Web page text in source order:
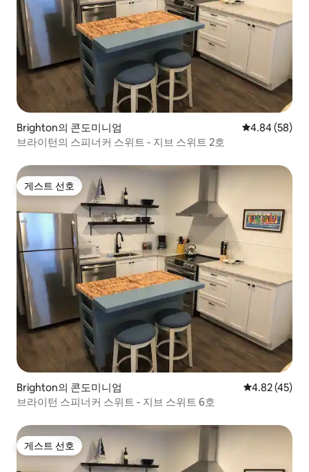
Brighton의 콘도미니엄 평점 4.84점(5
4.84 (58)
브라이턴의 스피너커 스위트 - 지브 스위트 2호
게스트 선호
게스트 선호
Brighton의 콘도미니엄 평점 4.82점
4.82 (45)
브라이턴 스피너커 스위트 - 지브 스위트 6호
게스트 선호
게스트 선호